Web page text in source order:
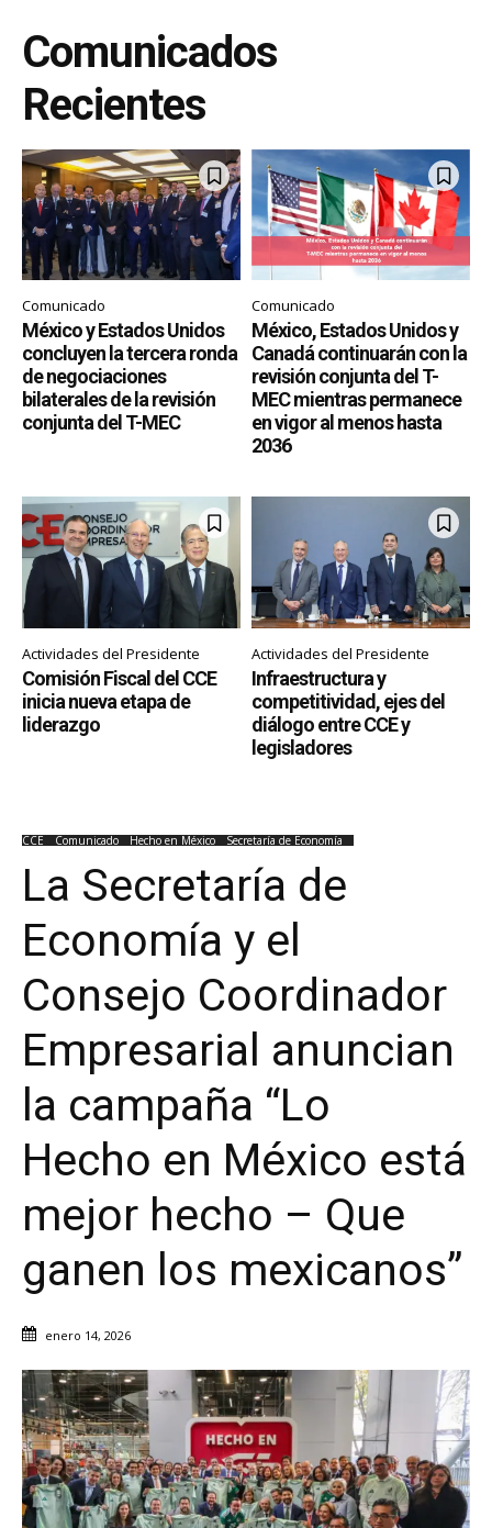
Comunicados
Recientes
Comunicado
México y Estados Unidos
concluyen la tercera ronda
de negociaciones
bilaterales de la revisión
conjunta del T-MEC
Comunicado
México, Estados Unidos y
Canadá continuarán con la
revisión conjunta del T-
MEC mientras permanece
en vigor al menos hasta
2036
Actividades del Presidente
Comisión Fiscal del CCE
inicia nueva etapa de
liderazgo
Actividades del Presidente
Infraestructura y
competitividad, ejes del
diálogo entre CCE y
legisladores